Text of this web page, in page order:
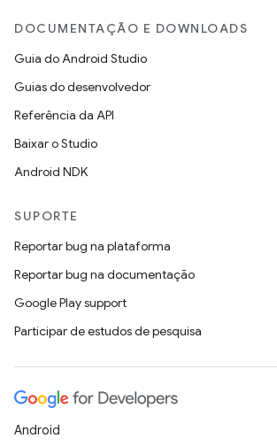
DOCUMENTAÇÃO E DOWNLOADS
Guia do Android Studio
Guias do desenvolvedor
Referência da API
Baixar o Studio
Android NDK
SUPORTE
Reportar bug na plataforma
Reportar bug na documentação
Google Play support
Participar de estudos de pesquisa
Android